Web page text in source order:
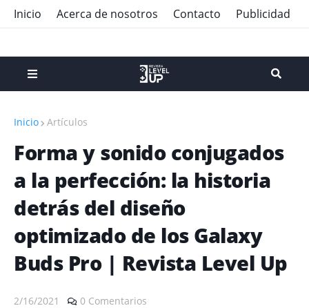
Inicio Acerca de nosotros Contacto Publicidad
Inicio Artículos
Forma y sonido conjugados
a la perfección: la historia
detrás del diseño
optimizado de los Galaxy
Buds Pro | Revista Level Up
2/16/2021 0 Comentarios